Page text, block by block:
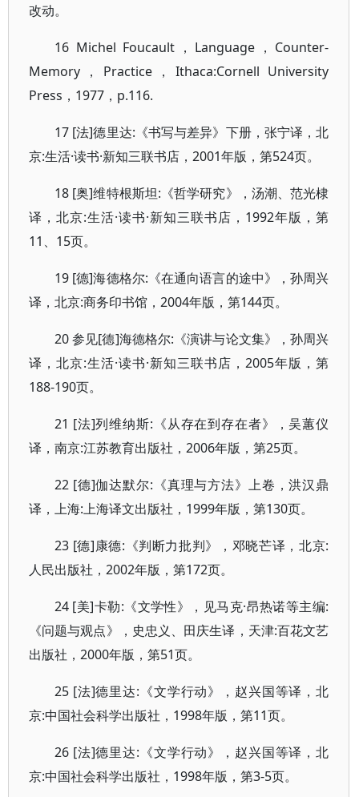
改动。
16 Michel Foucault，Language，Counter-
Memory，Practice，Ithaca:Cornell University
Press，1977，p.116.
17 [法]德里达:《书写与差异》下册，张宁译，北
京:生活·读书·新知三联书店，2001年版，第524页。
18 [奥]维特根斯坦:《哲学研究》，汤潮、范光棣
译，北京:生活·读书·新知三联书店，1992年版，第
11、15页。
19 [德]海德格尔:《在通向语言的途中》，孙周兴
译，北京:商务印书馆，2004年版，第144页。
20 参见[德]海德格尔:《演讲与论文集》，孙周兴
译，北京:生活·读书·新知三联书店，2005年版，第
188-190页。
21 [法]列维纳斯:《从存在到存在者》，吴蕙仪
译，南京:江苏教育出版社，2006年版，第25页。
22 [德]伽达默尔:《真理与方法》上卷，洪汉鼎
译，上海:上海译文出版社，1999年版，第130页。
23 [德]康德:《判断力批判》，邓晓芒译，北京:
人民出版社，2002年版，第172页。
24 [美]卡勒:《文学性》，见马克·昂热诺等主编:
《问题与观点》，史忠义、田庆生译，天津:百花文艺
出版社，2000年版，第51页。
25 [法]德里达:《文学行动》，赵兴国等译，北
京:中国社会科学出版社，1998年版，第11页。
26 [法]德里达:《文学行动》，赵兴国等译，北
京:中国社会科学出版社，1998年版，第3-5页。